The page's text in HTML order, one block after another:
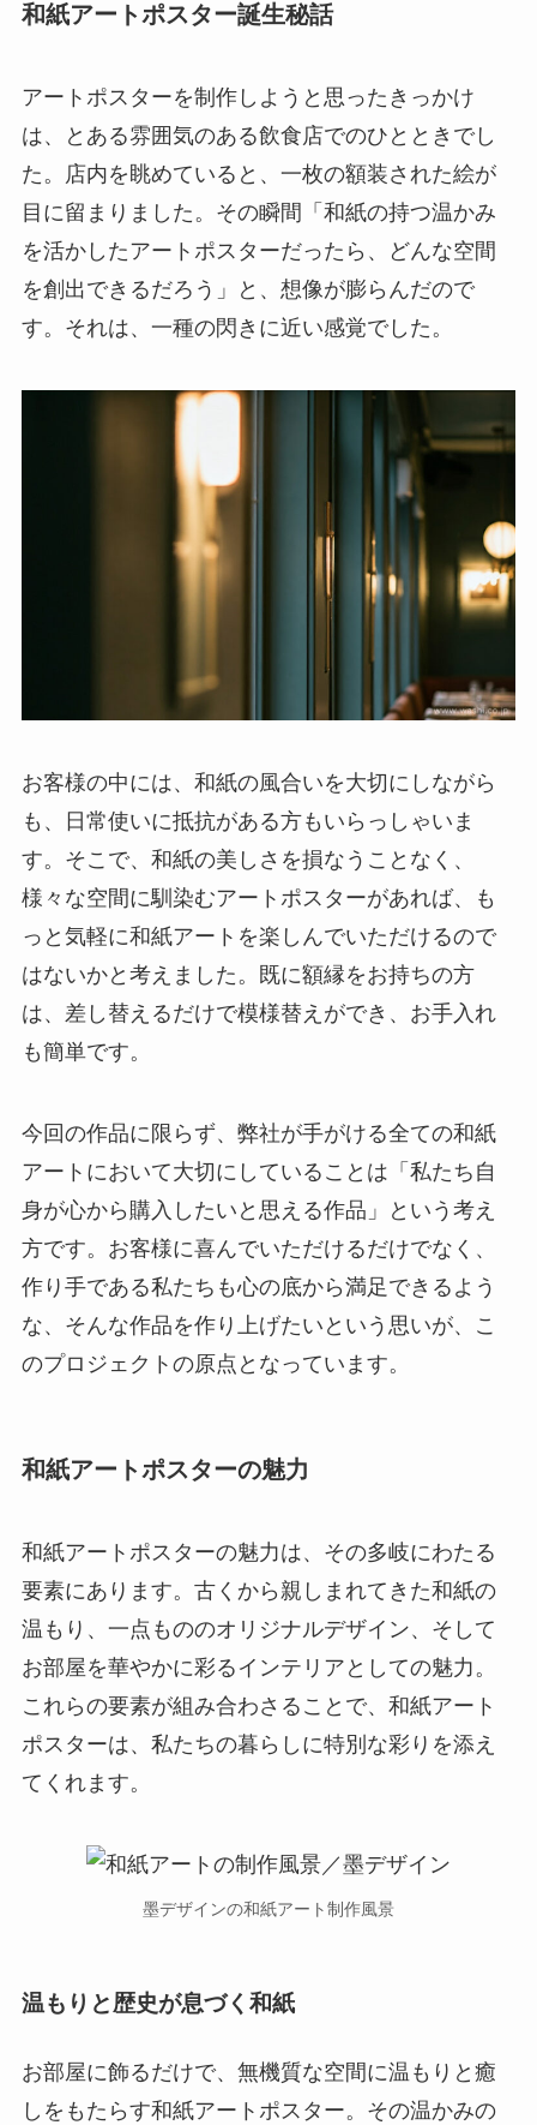
和紙アートポスター誕生秘話
アートポスターを制作しようと思ったきっかけ
は、とある雰囲気のある飲食店でのひとときでし
た。店内を眺めていると、一枚の額装された絵が
目に留まりました。その瞬間「和紙の持つ温かみ
を活かしたアートポスターだったら、どんな空間
を創出できるだろう」と、想像が膨らんだので
す。それは、一種の閃きに近い感覚でした。
お客様の中には、和紙の風合いを大切にしながら
も、日常使いに抵抗がある方もいらっしゃいま
す。そこで、和紙の美しさを損なうことなく、
様々な空間に馴染むアートポスターがあれば、も
っと気軽に和紙アートを楽しんでいただけるので
はないかと考えました。既に額縁をお持ちの方
は、差し替えるだけで模様替えができ、お手入れ
も簡単です。
今回の作品に限らず、弊社が手がける全ての和紙
アートにおいて大切にしていることは「私たち自
身が心から購入したいと思える作品」という考え
方です。お客様に喜んでいただけるだけでなく、
作り手である私たちも心の底から満足できるよう
な、そんな作品を作り上げたいという思いが、こ
のプロジェクトの原点となっています。
和紙アートポスターの魅力
和紙アートポスターの魅力は、その多岐にわたる
要素にあります。古くから親しまれてきた和紙の
温もり、一点もののオリジナルデザイン、そして
お部屋を華やかに彩るインテリアとしての魅力。
これらの要素が組み合わさることで、和紙アート
ポスターは、私たちの暮らしに特別な彩りを添え
てくれます。
墨デザインの和紙アート制作風景
温もりと歴史が息づく和紙
お部屋に飾るだけで、無機質な空間に温もりと癒
しをもたらす和紙アートポスター。その温かみの